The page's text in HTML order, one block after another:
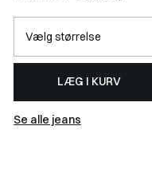
LÆG I KURV
Se alle jeans